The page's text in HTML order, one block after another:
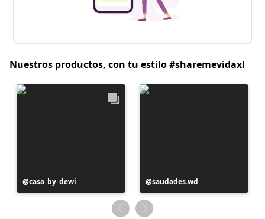
Nuestros productos, con tu estilo #sharemevidaxl
Publicación
realizada
casa_by_dewi
Publicación
realizada
por
saudades.wd